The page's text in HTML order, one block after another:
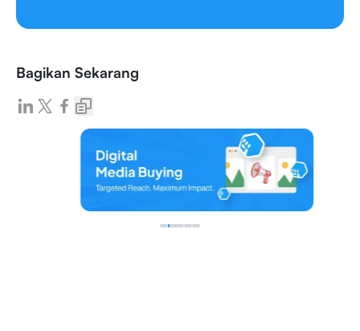
Bagikan Sekarang